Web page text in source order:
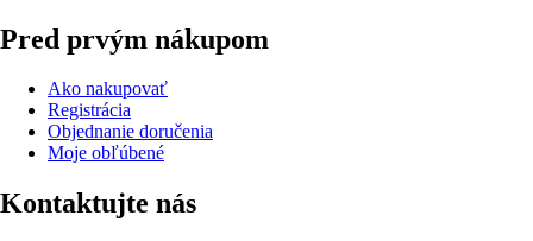
Pred prvým nákupom
Ako nakupovať
Registrácia
Objednanie doručenia
Moje obľúbené
Kontaktujte nás